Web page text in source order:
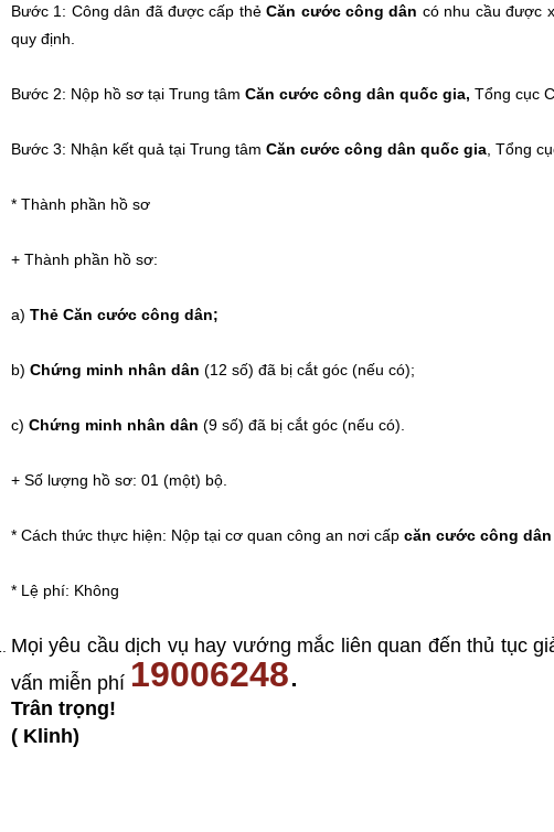
Bước 1: Công dân đã được cấp thẻCăn cước công dân có nhu cầu được
quy định.
Bước 2: Nộp hồ sơ tại Trung tâm Căn cước công dân quốc gia, Tổng cục
Bước 3: Nhận kết quả tại Trung tâm Căn cước công dân quốc gia , Tổng
* Thành phần hồ sơ
+ Thành phần hồ sơ:
a) Thẻ Căn cước công dân;
b) Chứng minh nhân dân (12 số) đã bị cắt góc (nếu có);
c) Chứng minh nhân dân (9 số) đã bị cắt góc (nếu có).
+ Số lượng hồ sơ: 01 (một) bộ.
* Cách thức thực hiện: Nộp tại cơ quan công an nơi cấp căn cước công dân
* Lệ phí: Không
Mọi yêu cầu dịch vụ hay vướng mắc liên quan đến thủ tục
vấn miễn phí 19006248.
Trân trọng!
( Klinh)